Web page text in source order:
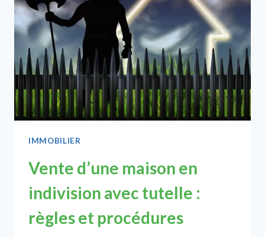
L’IMMOBILIER
2025
?
IMMOBILIER
Vente d’une maison en
indivision avec tutelle :
règles et procédures